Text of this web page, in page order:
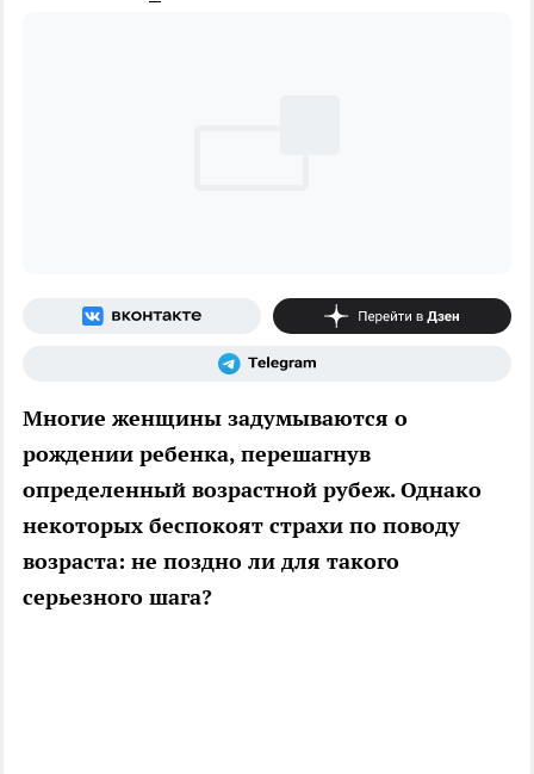
Многие женщины задумываются о
рождении ребенка, перешагнув
определенный возрастной рубеж. Однако
некоторых беспокоят страхи по поводу
возраста: не поздно ли для такого
серьезного шага?